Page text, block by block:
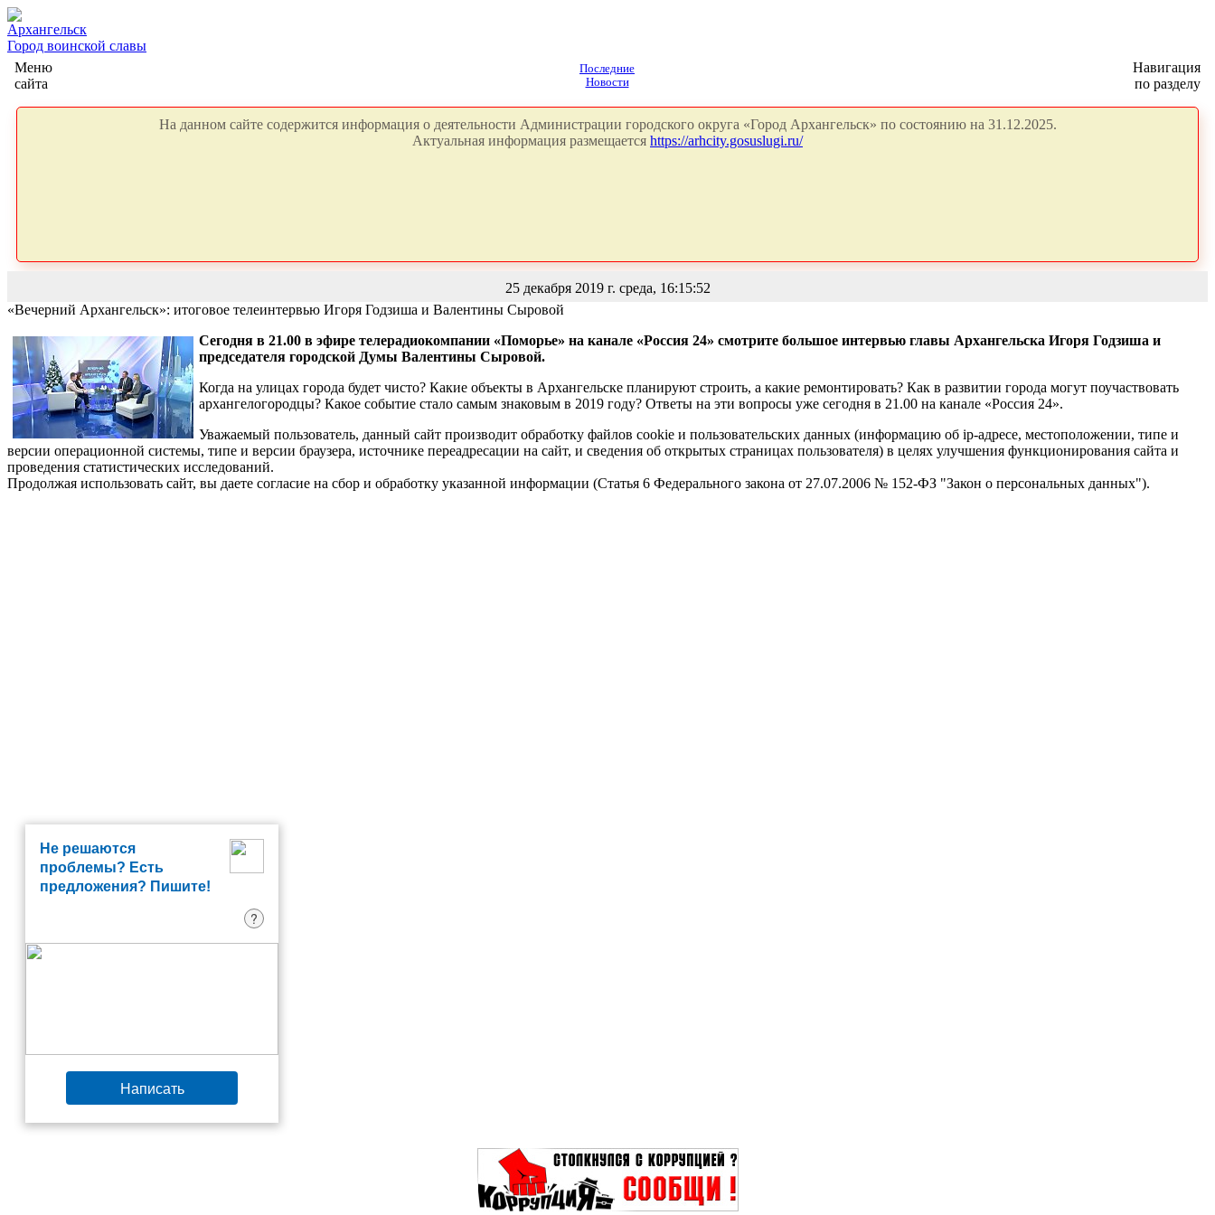
Архангельск
Город воинской славы
Меню
сайта
Последние
Новости
Навигация
по разделу
На данном сайте содержится информация о деятельности Администрации городского округа «Город Архангельск» по состоянию на 31.12.2025.
Актуальная информация размещается https://arhcity.gosuslugi.ru/
25 декабря 2019 г. среда, 16:15:52
«Вечерний Архангельск»: итоговое телеинтервью Игоря Годзиша и Валентины Сыровой
Сегодня в 21.00 в эфире телерадиокомпании «Поморье» на канале «Россия 24» смотрите большое интервью главы Архангельска Игоря Годзиша и
председателя городской Думы Валентины Сыровой.
Когда на улицах города будет чисто? Какие объекты в Архангельске планируют строить, а какие ремонтировать? Как в развитии города могут поучаствовать
архангелогородцы? Какое событие стало самым знаковым в 2019 году? Ответы на эти вопросы уже сегодня в 21.00 на канале «Россия 24».
Уважаемый пользователь, данный сайт производит обработку файлов cookie и пользовательских данных (информацию об ip-адресе, местоположении, типе и
версии операционной системы, типе и версии браузера, источнике переадресации на сайт, и сведения об открытых страницах пользователя) в целях улучшения функционирования сайта и
проведения статистических исследований.
Продолжая использовать сайт, вы даете согласие на сбор и обработку указанной информации (Статья 6 Федерального закона от 27.07.2006 № 152-ФЗ "Закон о персональных данных").
Не решаются
проблемы? Есть
предложения? Пишите!
?
Написать